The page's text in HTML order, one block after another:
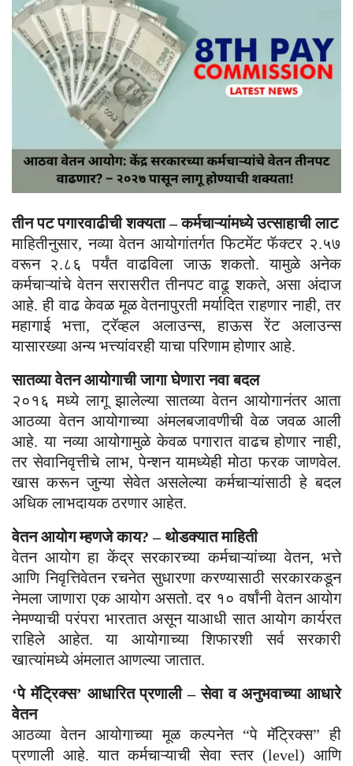
तीन पट पगारवाढीची शक्यता – कर्मचाऱ्यांमध्ये उत्साहाची लाट
माहितीनुसार, नव्या वेतन आयोगांतर्गत फिटमेंट फॅक्टर २.५७
वरून २.८६ पर्यंत वाढविला जाऊ शकतो. यामुळे अनेक
कर्मचाऱ्यांचे वेतन सरासरीत तीनपट वाढू शकते, असा अंदाज
आहे. ही वाढ केवळ मूळ वेतनापुरती मर्यादित राहणार नाही, तर
महागाई भत्ता, ट्रॅव्हल अलाउन्स, हाऊस रेंट अलाउन्स
यासारख्या अन्य भत्त्यांवरही याचा परिणाम होणार आहे.
सातव्या वेतन आयोगाची जागा घेणारा नवा बदल
२०१६ मध्ये लागू झालेल्या सातव्या वेतन आयोगानंतर आता
आठव्या वेतन आयोगाच्या अंमलबजावणीची वेळ जवळ आली
आहे. या नव्या आयोगामुळे केवळ पगारात वाढच होणार नाही,
तर सेवानिवृत्तीचे लाभ, पेन्शन यामध्येही मोठा फरक जाणवेल.
खास करून जुन्या सेवेत असलेल्या कर्मचाऱ्यांसाठी हे बदल
अधिक लाभदायक ठरणार आहेत.
वेतन आयोग म्हणजे काय? – थोडक्यात माहिती
वेतन आयोग हा केंद्र सरकारच्या कर्मचाऱ्यांच्या वेतन, भत्ते
आणि निवृत्तिवेतन रचनेत सुधारणा करण्यासाठी सरकारकडून
नेमला जाणारा एक आयोग असतो. दर १० वर्षांनी वेतन आयोग
नेमण्याची परंपरा भारतात असून याआधी सात आयोग कार्यरत
राहिले आहेत. या आयोगाच्या शिफारशी सर्व सरकारी
खात्यांमध्ये अंमलात आणल्या जातात.
‘पे मॅट्रिक्स’ आधारित प्रणाली – सेवा व अनुभवाच्या आधारे
वेतन
आठव्या वेतन आयोगाच्या मूळ कल्पनेत “पे मॅट्रिक्स” ही
प्रणाली आहे. यात कर्मचाऱ्याची सेवा स्तर (level) आणि